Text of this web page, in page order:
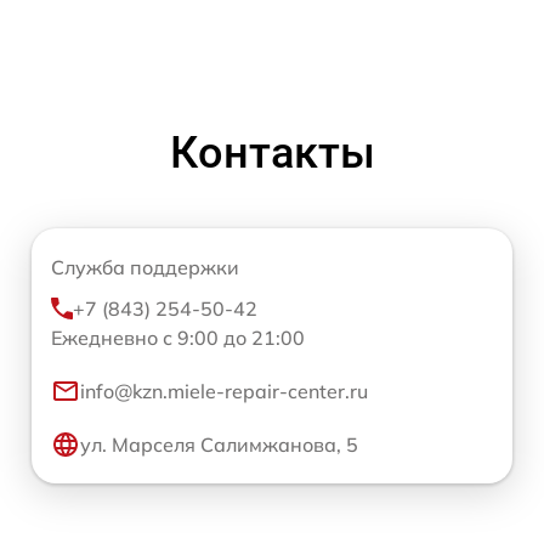
Контакты
Служба поддержки
+7 (843) 254-50-42
Ежедневно с 9:00 до 21:00
info@kzn.miele-repair-center.ru
ул. Марселя Салимжанова, 5